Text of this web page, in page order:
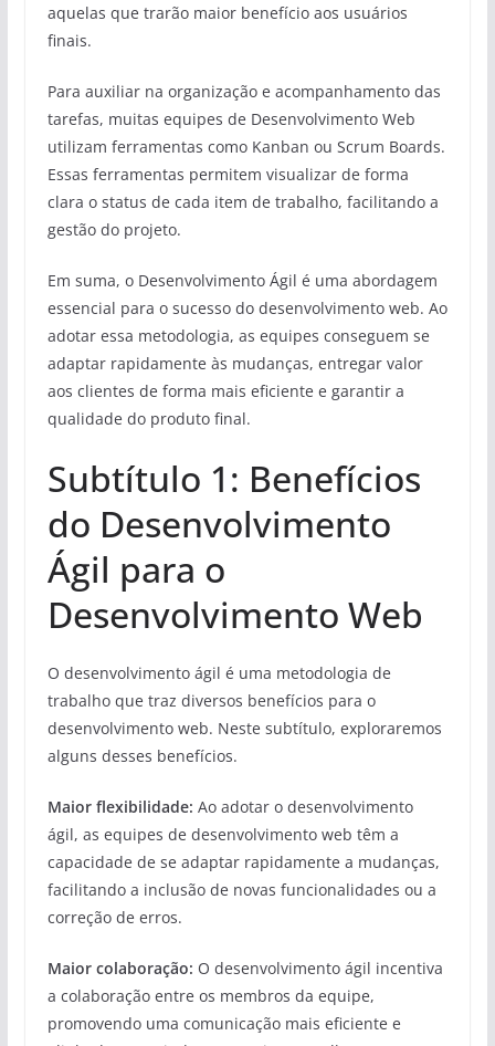
aquelas que trarão maior benefício aos usuários
finais.
Para auxiliar na organização e acompanhamento das
tarefas, muitas equipes de Desenvolvimento Web
utilizam ferramentas como Kanban ou Scrum Boards.
Essas ferramentas permitem visualizar de forma
clara o status de cada item de trabalho, facilitando a
gestão do projeto.
Em suma, o Desenvolvimento Ágil é uma abordagem
essencial para o sucesso do desenvolvimento web. Ao
adotar essa metodologia, as equipes conseguem se
adaptar rapidamente às mudanças, entregar valor
aos clientes de forma mais eficiente e garantir a
qualidade do produto final.
Subtítulo 1: Benefícios
do Desenvolvimento
Ágil para o
Desenvolvimento Web
O desenvolvimento ágil é uma metodologia de
trabalho que traz diversos benefícios para o
desenvolvimento web. Neste subtítulo, exploraremos
alguns desses benefícios.
Maior flexibilidade: Ao adotar o desenvolvimento
ágil, as equipes de desenvolvimento web têm a
capacidade de se adaptar rapidamente a mudanças,
facilitando a inclusão de novas funcionalidades ou a
correção de erros.
Maior colaboração: O desenvolvimento ágil incentiva
a colaboração entre os membros da equipe,
promovendo uma comunicação mais eficiente e